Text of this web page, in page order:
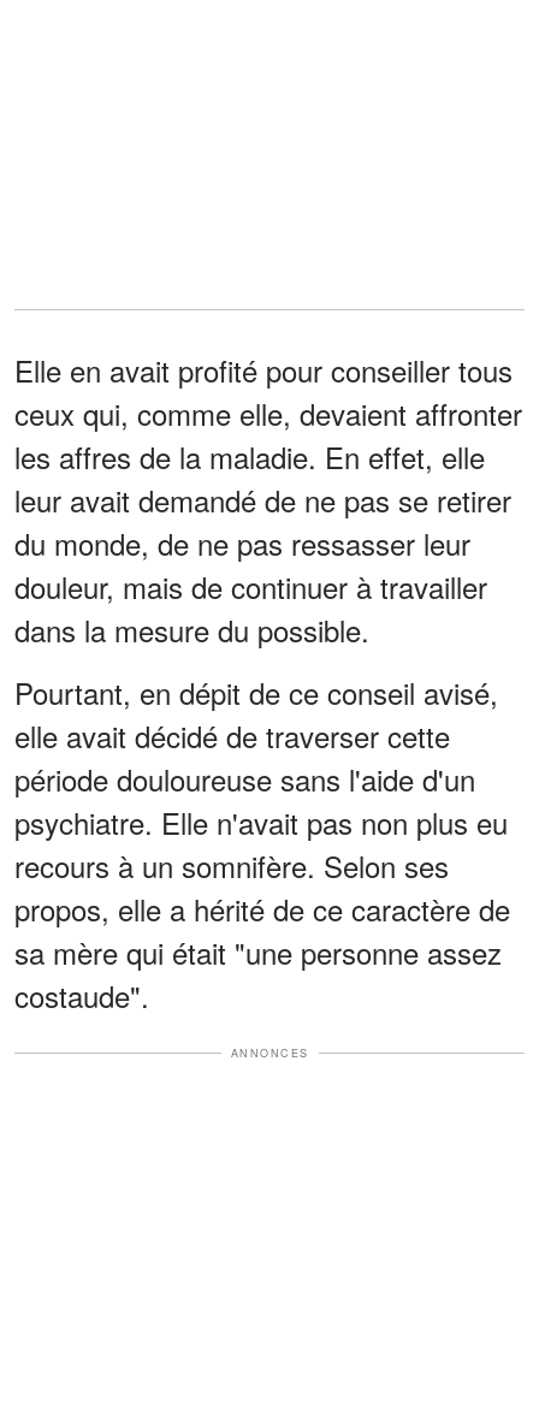
Elle en avait profité pour conseiller tous
ceux qui, comme elle, devaient affronter
les affres de la maladie. En effet, elle
leur avait demandé de ne pas se retirer
du monde, de ne pas ressasser leur
douleur, mais de continuer à travailler
dans la mesure du possible.
Pourtant, en dépit de ce conseil avisé,
elle avait décidé de traverser cette
période douloureuse sans l'aide d'un
psychiatre. Elle n'avait pas non plus eu
recours à un somnifère. Selon ses
propos, elle a hérité de ce caractère de
sa mère qui était "une personne assez
costaude".
ANNONCES